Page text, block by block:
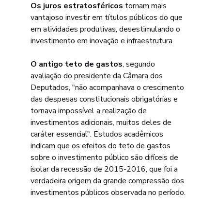
Os juros estratosféricos tornam mais
vantajoso investir em títulos públicos do que
em atividades produtivas, desestimulando o
investimento em inovação e infraestrutura.
O antigo teto de gastos, segundo
avaliação do presidente da Câmara dos
Deputados, "não acompanhava o crescimento
das despesas constitucionais obrigatórias e
tornava impossível a realização de
investimentos adicionais, muitos deles de
caráter essencial". Estudos acadêmicos
indicam que os efeitos do teto de gastos
sobre o investimento público são difíceis de
isolar da recessão de 2015-2016, que foi a
verdadeira origem da grande compressão dos
investimentos públicos observada no período.